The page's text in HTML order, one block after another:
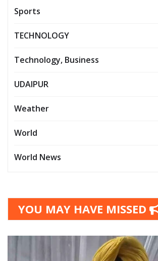
Sports
TECHNOLOGY
Technology, Business
UDAIPUR
Weather
World
World News
YOU MAY HAVE MISSED